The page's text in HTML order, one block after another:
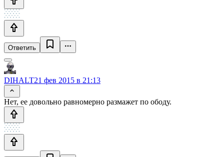
Ответить
DIHALT21 фев 2015 в 21:13
Нет, ее довольно равномерно размажет по ободу.